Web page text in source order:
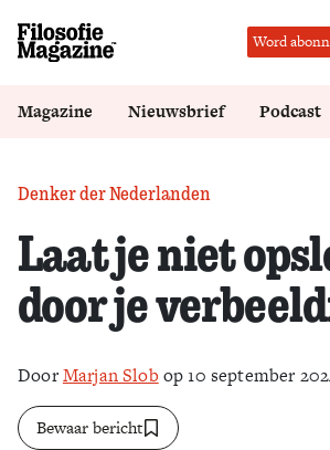
Word
Magazine Nieuwsbrief Podcast
Denker der Nederlanden
Laat je niet
door je
DoorMarjan Slob op 10 september
Bewaar bericht